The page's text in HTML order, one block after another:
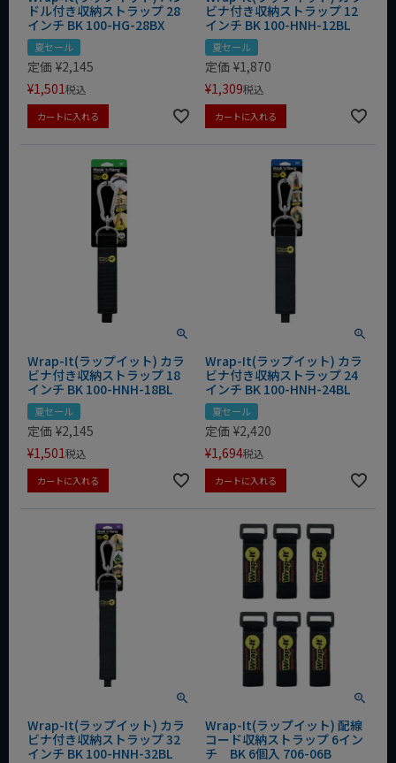
ドル付き収納ストラップ 28
インチ BK 100-HG-28BX
夏セール
定価 ¥2,145
¥1,501税込
カートに入れる
ビナ付き収納ストラップ 12
インチ BK 100-HNH-12BL
夏セール
定価 ¥1,870
¥1,309税込
カートに入れる
Wrap-It(ラップイット) カラ
ビナ付き収納ストラップ 18
インチ BK 100-HNH-18BL
夏セール
定価 ¥2,145
¥1,501税込
カートに入れる
Wrap-It(ラップイット) カラ
ビナ付き収納ストラップ 24
インチ BK 100-HNH-24BL
夏セール
定価 ¥2,420
¥1,694税込
カートに入れる
Wrap-It(ラップイット) カラ
ビナ付き収納ストラップ 32
インチ BK 100-HNH-32BL
Wrap-It(ラップイット) 配線
コード収納ストラップ 6イン
チ BK 6個入 706-06B